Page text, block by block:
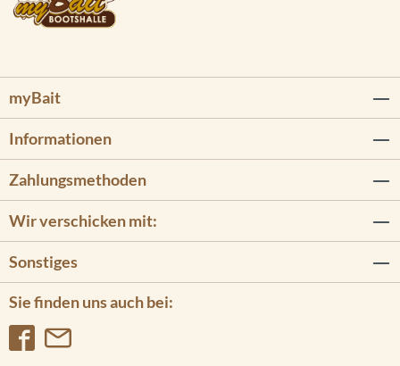
myBait
Informationen
Sie finden uns auch bei:
Zahlungsmethoden
Wir verschicken mit:
Sonstiges